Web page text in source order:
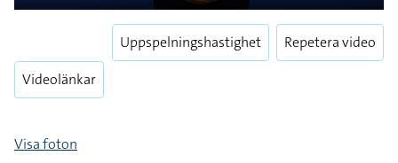
Play
Enter
Videolänkar
Uppspelningshastighet Repetera video
Visa foton